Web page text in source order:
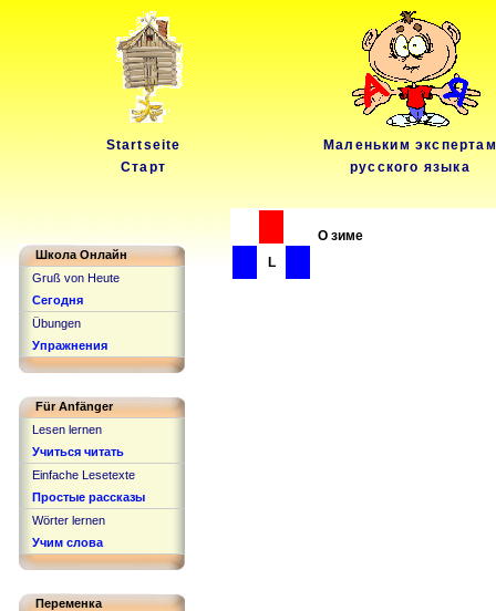
Startseite
Старт
Маленьким экспертам
русского языка
О зиме
L
Школа Онлайн
Gruß von Heute
Сегодня
Übungen
Упражнения
Für Anfänger
Lesen lernen
Учиться читать
Einfache Lesetexte
Простые рассказы
Wörter lernen
Учим слова
Переменка